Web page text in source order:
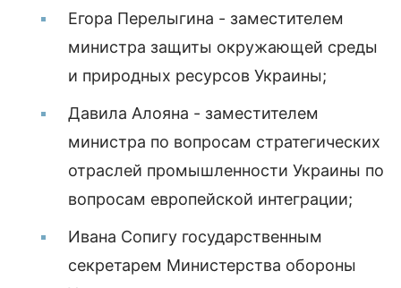
Егора Перелыгина - заместителем
министра защиты окружающей среды
и природных ресурсов Украины;
Давила Алояна - заместителем
министра по вопросам стратегических
отраслей промышленности Украины по
вопросам европейской интеграции;
Ивана Сопигу государственным
секретарем Министерства обороны